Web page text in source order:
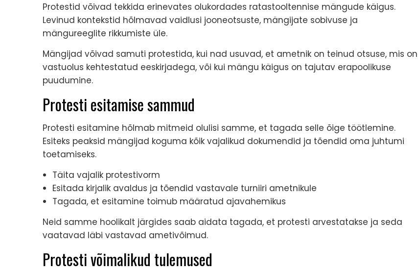
Protestid võivad tekkida erinevates olukordades ratastooltennise mängude käigus.
Levinud kontekstid hõlmavad vaidlusi jooneotsuste, mängijate sobivuse ja
mängureeglite rikkumiste üle.
Mängijad võivad samuti protestida, kui nad usuvad, et ametnik on teinud otsuse, mis on
vastuolus kehtestatud eeskirjadega, või kui mängu käigus on tajutav erapoolikuse
puudumine.
Protesti esitamise sammud
Protesti esitamine hõlmab mitmeid olulisi samme, et tagada selle õige töötlemine.
Esiteks peaksid mängijad koguma kõik vajalikud dokumendid ja tõendid oma juhtumi
toetamiseks.
Täita vajalik protestivorm
Esitada kirjalik avaldus ja tõendid vastavale turniiri ametnikule
Tagada, et esitamine toimub määratud ajavahemikus
Neid samme hoolikalt järgides saab aidata tagada, et protesti arvestatakse ja seda
vaatavad läbi vastavad ametivõimud.
Protesti võimalikud tulemused